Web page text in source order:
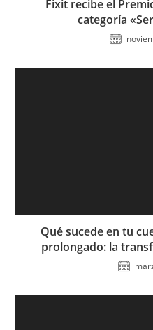
Fixit recibe el
categoría
Qué sucede en tu
prolongado: la